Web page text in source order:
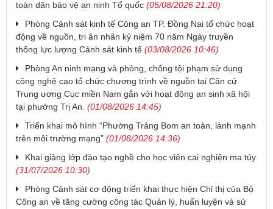
toàn dân bảo vệ an ninh Tổ quốc (05/08/2026 21:20)
Phòng Cảnh sát kinh tế Công an TP. Đồng Nai tổ chức hoạt
động về nguồn, tri ân nhân kỷ niệm 70 năm Ngày truyền
thống lực lượng Cảnh sát kinh tế (03/08/2026 10:46)
Phòng An ninh mạng và phòng, chống tội phạm sử dụng
công nghệ cao tổ chức chương trình về nguồn tại Căn cứ
Trung ương Cục miền Nam gắn với hoạt động an sinh xã hội
tại phường Trị An. (01/08/2026 14:45)
Triển khai mô hình “Phường Trảng Bom an toàn, lành mạnh
trên môi trường mạng” (01/08/2026 14:36)
Khai giảng lớp đào tạo nghề cho học viên cai nghiện ma túy
(31/07/2026 10:30)
Phòng Cảnh sát cơ động triển khai thực hiện Chỉ thị của Bộ
Công an về tăng cường công tác Quản lý, huấn luyện và sử